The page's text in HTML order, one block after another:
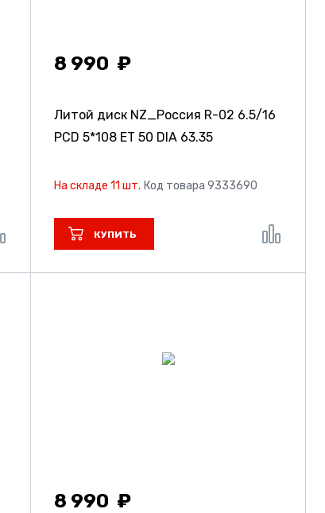
8 990
Литой диск NZ_Россия R-02 6.5/16
PCD 5*108 ET 50 DIA 63.35
На складе 11 шт. Код товара 9333690
КУПИТЬ
8 990